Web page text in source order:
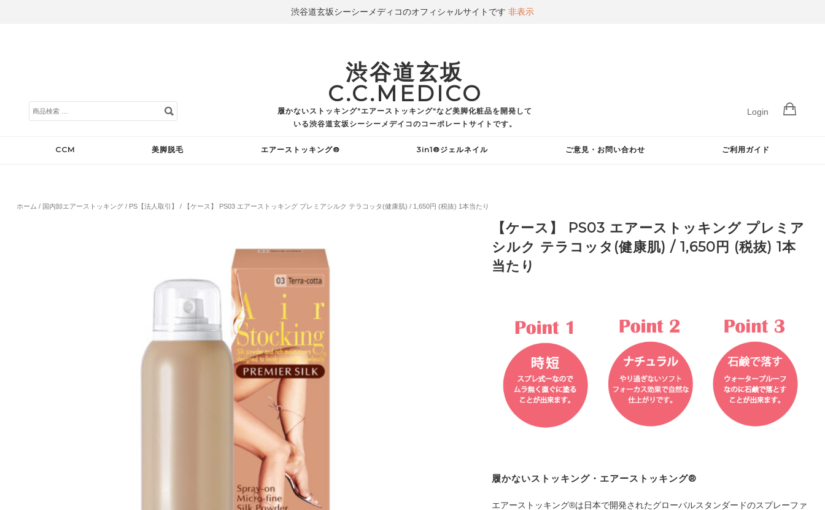
検
索
渋谷道玄坂
C.C.MEDICO
履かないストッキング"エアーストッキング"など美脚化粧品を開発して
いる渋谷道玄坂シーシーメデイコのコーポレートサイトです。
Login
CCM 美脚脱毛 エアーストッキング® 3in1®ジェルネイル ご意見・お問い合わせ ご利用ガイド
ホーム / 国内卸エアーストッキング/ PS【法人取引】 / 【ケース】 PS03 エアーストッキング プレミアシルク テラコッタ(健康肌) / 1,650円 (税抜) 1本当たり
【ケース】 PS03 エアーストッキング プレミア
シルク テラコッタ(健康肌) / 1,650円 (税抜) 1本
当たり
履かないストッキング・エアーストッキング®
エアーストッキング®は日本で開発されたグローバルスタンダードのスプレーファ
渋谷道玄坂シーシーメディコのオフィシャルサイトです 非表示